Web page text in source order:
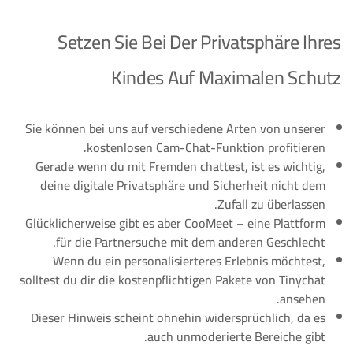
Setzen Sie Bei Der Privatsphäre Ihres
Kindes Auf Maximalen Schutz
Sie können bei uns auf verschiedene Arten von unserer
kostenlosen Cam-Chat-Funktion profitieren.
Gerade wenn du mit Fremden chattest, ist es wichtig,
deine digitale Privatsphäre und Sicherheit nicht dem
Zufall zu überlassen.
Glücklicherweise gibt es aber CooMeet – eine Plattform
für die Partnersuche mit dem anderen Geschlecht.
Wenn du ein personalisierteres Erlebnis möchtest,
solltest du dir die kostenpflichtigen Pakete von Tinychat
ansehen.
Dieser Hinweis scheint ohnehin widersprüchlich, da es
auch unmoderierte Bereiche gibt.